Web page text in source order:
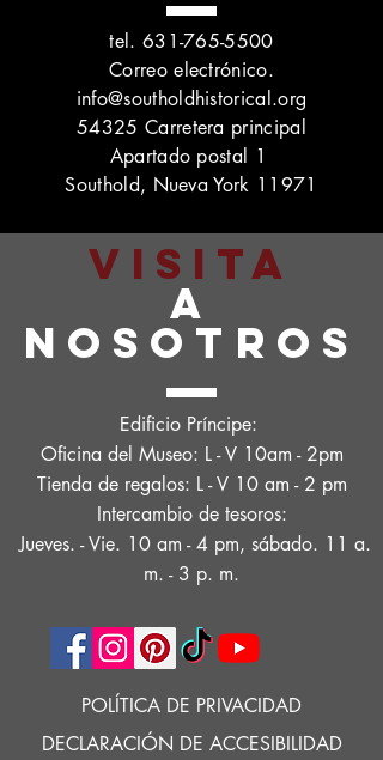
tel. 631-765-5500
Correo electrónico.
info@southoldhistorical.org
54325 Carretera principal
Apartado postal 1
Southold, Nueva York 11971
VISITA
A
NOSOTROS
Edificio Príncipe:
Oficina del Museo: L - V 10am - 2pm
Tienda de regalos: L - V 10 am - 2 pm
Intercambio de tesoros:
Jueves. - Vie. 10 am - 4 pm, sábado. 11 a.
m. - 3 p. m.
POLÍTICA DE PRIVACIDAD
DECLARACIÓN DE ACCESIBILIDAD